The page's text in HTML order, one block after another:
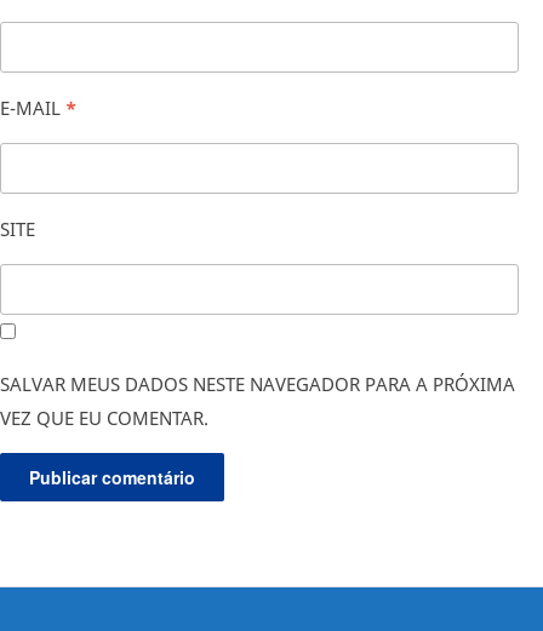
E-MAIL *
SITE
SALVAR MEUS DADOS NESTE NAVEGADOR PARA A PRÓXIMA
VEZ QUE EU COMENTAR.